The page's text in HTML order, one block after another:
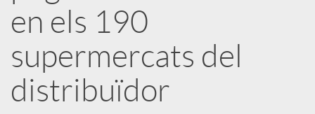
d
o
en els 190
supermercats del
distribuïdor